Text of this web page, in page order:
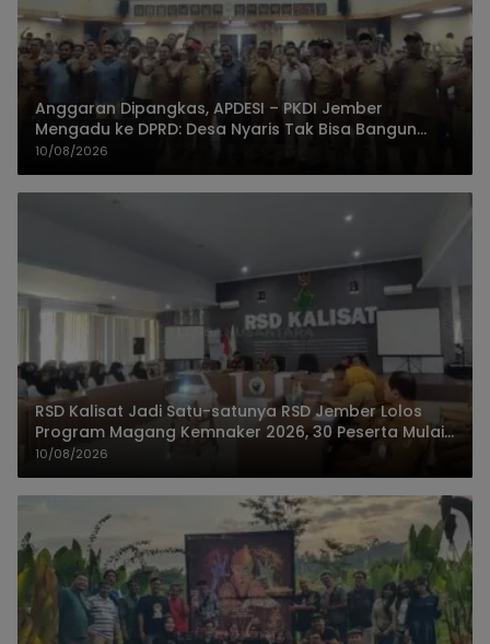
Anggaran Dipangkas, APDESI – PKDI Jember
Mengadu ke DPRD: Desa Nyaris Tak Bisa Bangun
Infrastruktur
10/08/2026
RSD Kalisat Jadi Satu-satunya RSD Jember Lolos
Program Magang Kemnaker 2026, 30 Peserta Mulai
Praktik
10/08/2026